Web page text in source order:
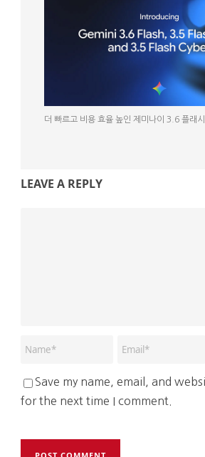
더 빠르고 비용 효율 높인 제미나이 3.6 플래
LEAVE A REPLY
Save my name, email, and
for the next time I comment.